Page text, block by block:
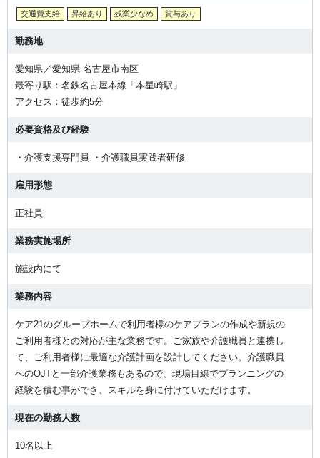
交通費支給 昇給あり 残業少なめ 賞与あり
勤務地
愛知県／愛知県 名古屋市南区
最寄り駅：名鉄名古屋本線「本星崎駅」
アクセス：徒歩約5分
必要資格及び経験
・介護支援専門員 ・介護職員実践者研修
雇用形態
正社員
業務実施場所
施設内にて
業務内容
ケア21のグループホームで利用者様のケアプランの作成や新規の
ご利用者様との対応が主な業務です。ご家族や介護職員と連携し
て、ご利用者様に最適な介護計画を設計してください。介護職員
へのOJTと一部介護業務もあるので、現場目線でプランニングの
経験を積む事ができ、スキルを身に付けていただけます。
現在の勤務人数
10名以上